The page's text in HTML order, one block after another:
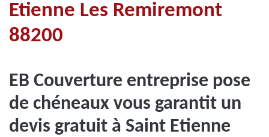
Etienne Les Remiremont
88200
EB Couverture entreprise pose
de chéneaux vous garantit un
devis gratuit à Saint Etienne